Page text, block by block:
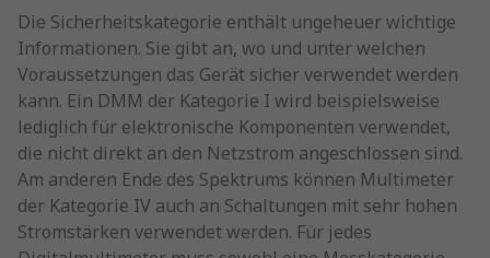
Die Sicherheitskategorie enthält ungeheuer wichtige
Informationen. Sie gibt an, wo und unter welchen
Voraussetzungen das Gerät sicher verwendet werden
kann. Ein DMM der Kategorie I wird beispielsweise
lediglich für elektronische Komponenten verwendet,
die nicht direkt an den Netzstrom angeschlossen sind.
Am anderen Ende des Spektrums können Multimeter
der Kategorie IV auch an Schaltungen mit sehr hohen
Stromstärken verwendet werden. Für jedes